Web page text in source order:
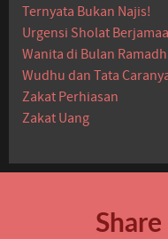
Ternyata Bukan Najis!
Urgensi Sholat
Wanita di Bulan
Wudhu dan Tata
Zakat Perhiasan
Zakat Uang